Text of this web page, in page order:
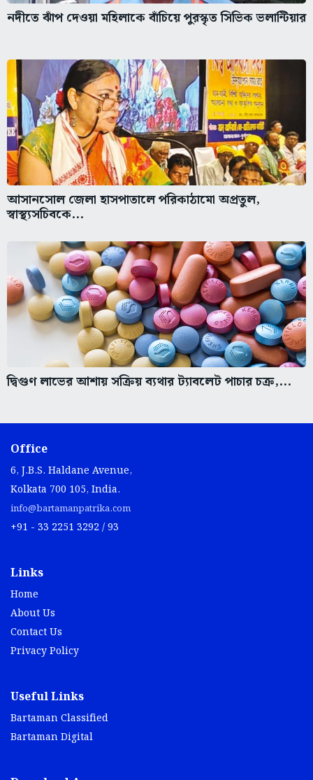
নদীতে ঝাঁপ দেওয়া মহিলাকে বাঁচিয়ে পুরস্কৃত সিভিক ভলান্টিয়ার
আসানসোল জেলা হাসপাতালে পরিকাঠামো অপ্রতুল,
স্বাস্থ্যসচিবকে...
দ্বিগুণ লাভের আশায় সক্রিয় ব্যথার ট্যাবলেট পাচার চক্র,...
Office
6, J.B.S. Haldane Avenue,
Kolkata 700 105, India.
info@bartamanpatrika.com
+91 - 33 2251 3292 / 93
Links
Home
About Us
Contact Us
Privacy Policy
Useful Links
Bartaman Classified
Bartaman Digital